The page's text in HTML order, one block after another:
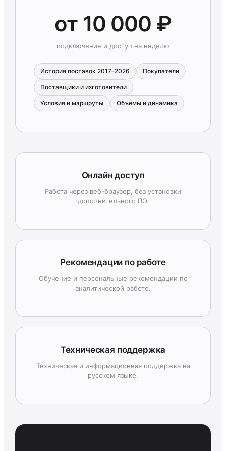
от 10 000 ₽
подключение и доступ на неделю
История поставок 2017–2026 Покупатели
Поставщики и изготовители
Условия и маршруты Объёмы и динамика
Онлайн доступ
Работа через веб-браузер, без установки
дополнительного ПО.
Рекомендации по работе
Обучение и персональные рекомендации по
аналитической работе.
Техническая поддержка
Техническая и информационная поддержка на
русском языке.